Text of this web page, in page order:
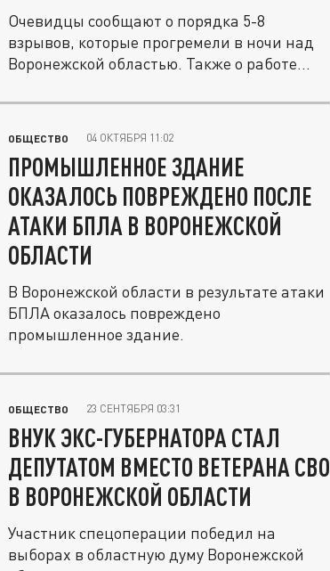
Очевидцы сообщают о порядка 5-8
взрывов, которые прогремели в ночи над
Воронежской областью. Также о работе...
ОБЩЕСТВО 04 ОКТЯБРЯ 11:02
ПРОМЫШЛЕННОЕ ЗДАНИЕ
ОКАЗАЛОСЬ ПОВРЕЖДЕНО ПОСЛЕ
АТАКИ БПЛА В ВОРОНЕЖСКОЙ
ОБЛАСТИ
В Воронежской области в результате атаки
БПЛА оказалось повреждено
промышленное здание.
ОБЩЕСТВО 23 СЕНТЯБРЯ 03:31
ВНУК ЭКС-ГУБЕРНАТОРА СТАЛ
ДЕПУТАТОМ ВМЕСТО ВЕТЕРАНА СВО
В ВОРОНЕЖСКОЙ ОБЛАСТИ
Участник спецоперации победил на
выборах в областную думу Воронежской